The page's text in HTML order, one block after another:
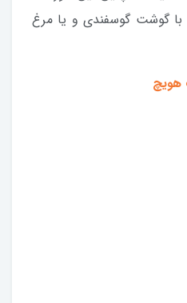
با گوشت گوسفندی و یا مرغ
هویچ